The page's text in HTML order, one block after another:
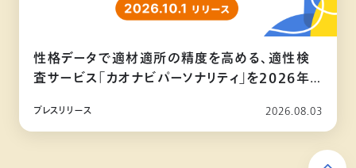
性格データで適材適所の精度を高める、適性検
査サービス「カオナビパーソナリティ」を2026年
プレスリリース 2026.08.03